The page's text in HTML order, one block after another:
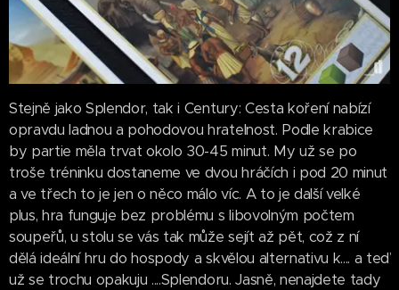
Stejně jako Splendor, tak i Century: Cesta koření nabízí
opravdu ladnou a pohodovou hratelnost. Podle krabice
by partie měla trvat okolo 30-45 minut. My už se po
troše tréninku dostaneme ve dvou hráčích i pod 20 minut
a ve třech to je jen o něco málo víc. A to je další velké
plus, hra funguje bez problému s libovolným počtem
soupeřů, u stolu se vás tak může sejít až pět, což z ní
dělá ideální hru do hospody a skvělou alternativu k.... a teď
už se trochu opakuju ....Splendoru. Jasně, nenajdete tady